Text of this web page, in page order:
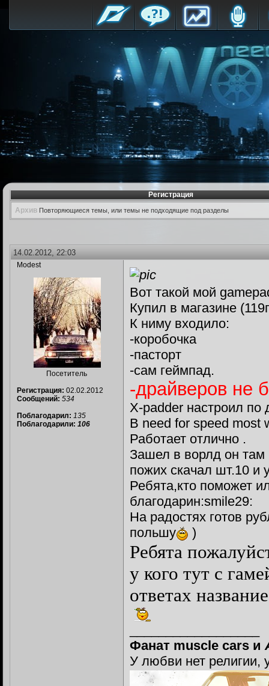
Регистрация
Архив Повторяющиеся темы, или темы не подходящие под разделы
14.02.2012, 22:03
Modest
Посетитель
Регистрация: 02.02.2012
Сообщений: 534
Поблагодарил: 135
Поблагодарили: 106
Вот такой мой
Купил в магазине
К ниму входило:
-коробочка
-пасторт
-сам геймпад.
-драйверов не
X-padder настроил по
В need for speed most
Работает отлично .
Зашел в ворлд он там
пожих скачал шт.10 и
Ребята,кто поможет
благодарин:smile29:
На радостях готов
польшу
)
Ребята
у кого тут с
ответах
Фанат muscle cars и
У любви нет религии,